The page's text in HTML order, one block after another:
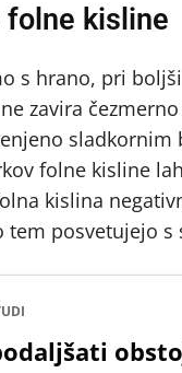
folne kisline
s hrano, pri
zavira
folne kisline
kislina
posvetujejo